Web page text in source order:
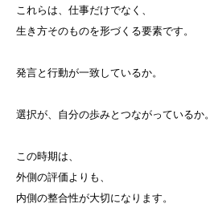
これらは、仕事だけでなく、
生き方そのものを形づくる要素です。
発言と行動が一致しているか。
選択が、自分の歩みとつながっているか。
この時期は、
外側の評価よりも、
内側の整合性が大切になります。